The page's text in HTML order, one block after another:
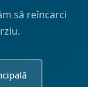
să reîncarci